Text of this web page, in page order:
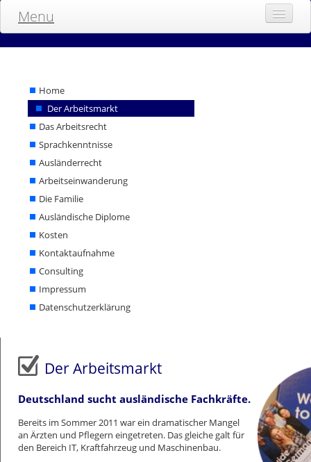
Menu
Home
Das Arbeitsrecht
Sprachkenntnisse
Ausländerrecht
Arbeitseinwanderung
Die Familie
Ausländische Diplome
Kosten
Consulting
Datenschutzerklärung
Home
Der Arbeitsmarkt
Das Arbeitsrecht
Sprachkenntnisse
Ausländerrecht
Arbeitseinwanderung
Die Familie
Ausländische Diplome
Kosten
Kontaktaufnahme
Consulting
Impressum
Datenschutzerklärung
Der Arbeitsmarkt
Deutschland sucht ausländische Fachkräfte.
Bereits im Sommer 2011 war ein dramatischer Mangel
an Ärzten und Pflegern eingetreten. Das gleiche galt für
den Bereich IT, Kraftfahrzeug und Maschinenbau.